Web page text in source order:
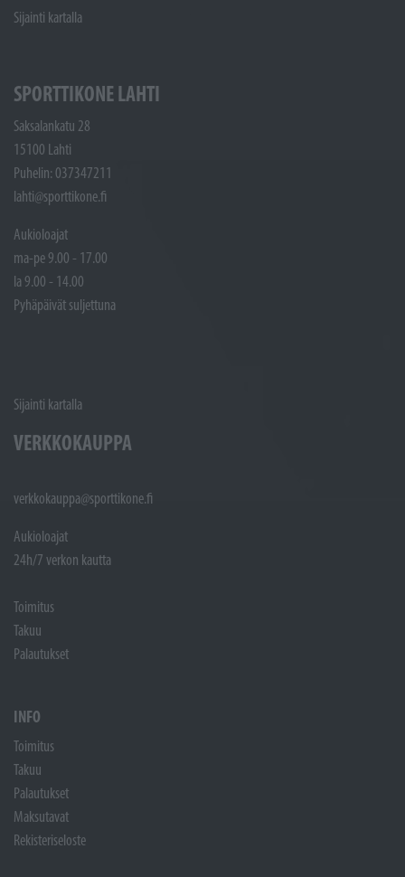
Sijainti kartalla
SPORTTIKONE LAHTI
Saksalankatu 28
15100 Lahti
Puhelin: 037347211
lahti@sporttikone.fi
Aukioloajat
ma-pe 9.00 - 17.00
la 9.00 - 14.00
Pyhäpäivät suljettuna
Sijainti kartalla
VERKKOKAUPPA
verkkokauppa@sporttikone.fi
Aukioloajat
24h/7 verkon kautta
Toimitus
Takuu
Palautukset
INFO
Toimitus
Takuu
Palautukset
Maksutavat
Rekisteriseloste